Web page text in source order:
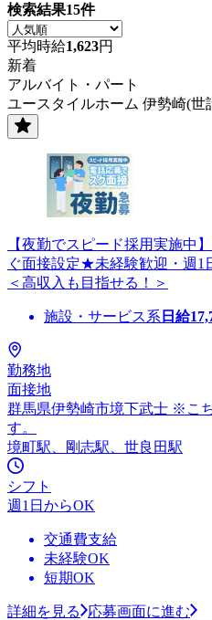
検索結果15件
平均時給1,623円
新着
アルバイト・パート
ユースタイルホーム 伊勢崎(世
【夜勤でスピード採用実施中
ぐ面接設定★未経験歓迎・週1
＜高収入も目指せる！＞
施設・サービス系 日給
勤務地
面接地
群馬県伊勢崎市境下武士 ※こ
す。
境町駅、剛志駅、世良田駅
シフト
週1日からOK
交通費支給
未経験OK
短期OK
詳細を見る 応募画面に進む